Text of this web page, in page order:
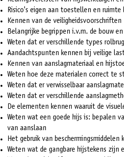
Risico's eigen aan toestellen en
Kennen van de veiligheidsvoorschriften
Belangrijke begrippen i.v.m. de bouw
Weten dat er verschillende types
Aandachtspunten kennen bij veilige
Kennen van aanslagmateriaal en
Weten hoe deze materialen correct te
Weten dat er verwisselbaar
Weten dat er verschillende
De elementen kennen waaruit de
Weten wat een goede hijs is: bepalen
van aanslaan
Het gebruik van beschermingsmiddelen
Weten wat de gangbare hijstekens zijn